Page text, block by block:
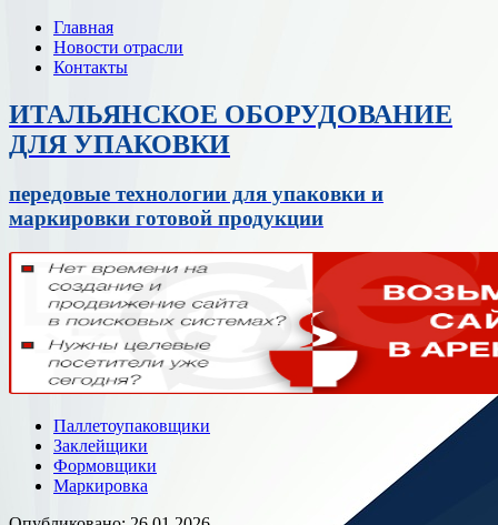
Главная
Новости отрасли
Контакты
ИТАЛЬЯНСКОЕ ОБОРУДОВАНИЕ
ДЛЯ УПАКОВКИ
передовые технологии для упаковки и
маркировки готовой продукции
Паллетоупаковщики
Заклейщики
Формовщики
Маркировка